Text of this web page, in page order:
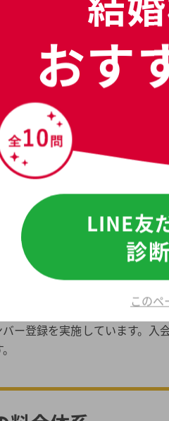
がマンツーマン！
磨き・コミュニケーション
ートをするオリジナル講座です
ナー・ファッションコーデ
シャリストです。あなたを幸
hapi- 」
かけstyle、オンラインstyle
ー登録を実施しています。入
おす
LINE友
診
このペ